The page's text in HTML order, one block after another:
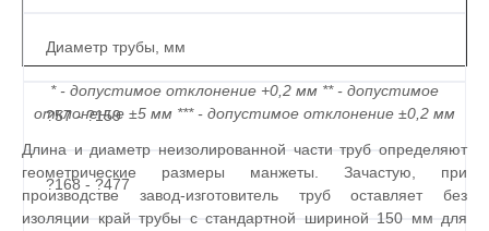
Диаметр трубы, мм
?57 - ?159
?168 - ?477
* - допустимое отклонение +0,2 мм ** - допустимое
отклонение ±5 мм *** - допустимое отклонение ±0,2 мм
Длина и диаметр неизолированной части труб определяют
геометрические размеры манжеты. Зачастую, при
производстве завод-изготовитель труб оставляет без
изоляции край трубы с стандартной шириной 150 мм для